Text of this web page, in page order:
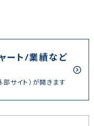
ート/業績など
サイト）が開きます